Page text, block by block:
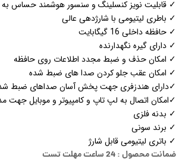
✓ قابلیت نویز کنسلینگ و سنسور هوشمند حساس
✓ باطری لیتیومی با شارژدهی عالی
✓ حافظه داخلی 16 گیگابایت
✓ دارای گیره نگهدارنده
✓ امکان حذف و ضبط مجدد اطلاعات روی حافظه
✓ امکان عقب جلو کردن صدا های ضبط شده
✓دارای هندزفری جهت پخش آسان صداهای ضبط
✓امکان اتصال به لپ تاپ و کامپیوتر و موبایل جهت
✓ بدنه فلزی
✓ برند سونی
✓ باتری لیتیومی قابل شارژ
ضمانت محصول : 24 ساعت مهلت تست